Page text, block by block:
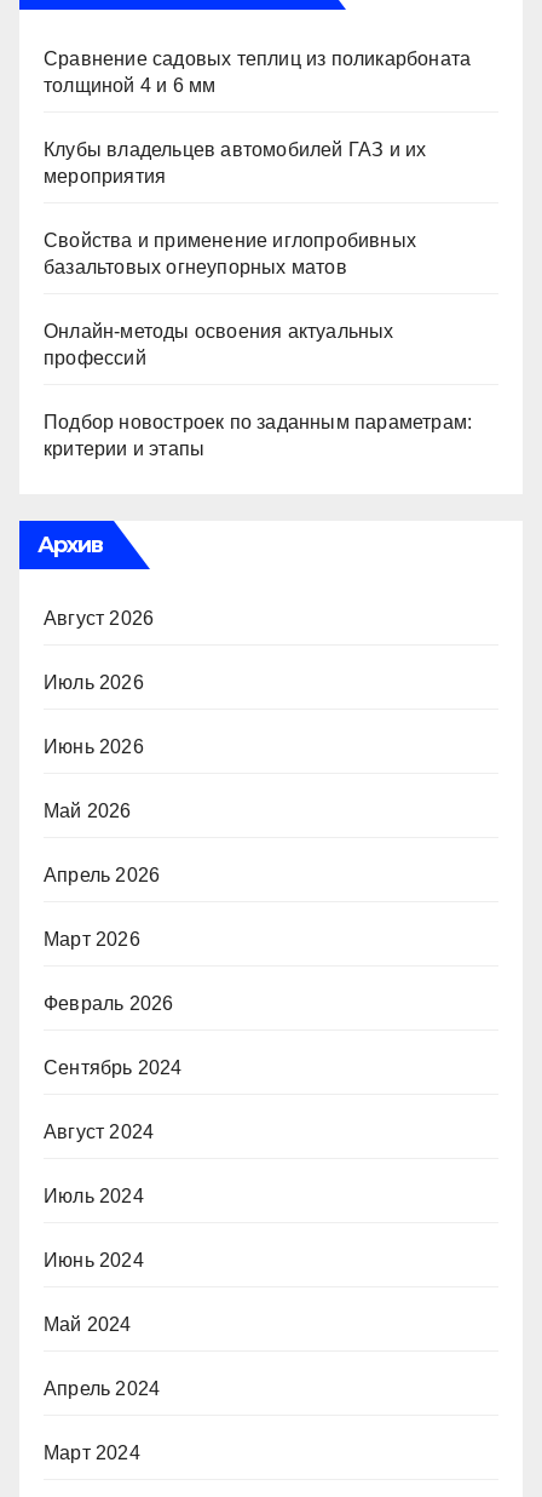
Сравнение садовых теплиц из поликарбоната
толщиной 4 и 6 мм
Клубы владельцев автомобилей ГАЗ и их
мероприятия
Свойства и применение иглопробивных
базальтовых огнеупорных матов
Онлайн-методы освоения актуальных
профессий
Подбор новостроек по заданным параметрам:
критерии и этапы
Архив
Август 2026
Июль 2026
Июнь 2026
Май 2026
Апрель 2026
Март 2026
Февраль 2026
Сентябрь 2024
Август 2024
Июль 2024
Июнь 2024
Май 2024
Апрель 2024
Март 2024